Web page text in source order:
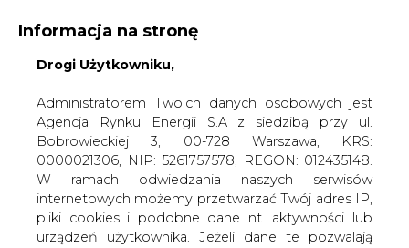
KONTAKT:
WYDAWCA PORTALU:
WYSOKI KONTRAST A A
ZALOGUJ SIĘ
Informacja na stronę
Drogi Użytkowniku,
Administratorem Twoich danych osobowych jest
Agencja Rynku Energii S.A z siedzibą przy ul.
Bobrowieckiej 3, 00-728 Warszawa, KRS:
0000021306, NIP: 5261757578, REGON: 012435148.
W ramach odwiedzania naszych serwisów
internetowych możemy przetwarzać Twój adres IP,
pliki cookies i podobne dane nt. aktywności lub
urządzeń użytkownika. Jeżeli dane te pozwalają